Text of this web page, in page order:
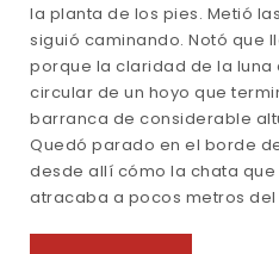
la planta de los pies. Metió
siguió caminando. Notó que
porque la claridad de la luna
circular de un hoyo que
barranca de considerable
Quedó parado en el borde
desde allí cómo la chata
atracaba a pocos metros del